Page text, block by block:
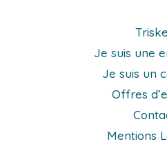
Je suis une
Je suis un
Offres
Mentions